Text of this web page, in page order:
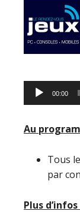
Lecteur
audio
00:00
Au
Tous
par
Plus